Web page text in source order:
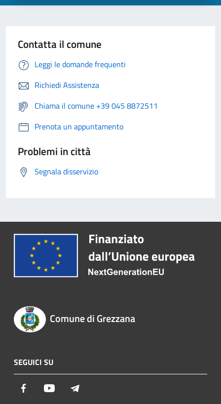
Contatta il comune
Leggi le domande frequenti
Richiedi Assistenza
Chiama il comune +39 045 8872511
Prenota un appuntamento
Problemi in città
Segnala disservizio
Comune di Grezzana
SEGUICI SU
Facebook Youtube